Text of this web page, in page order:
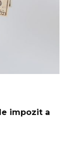
impozit a